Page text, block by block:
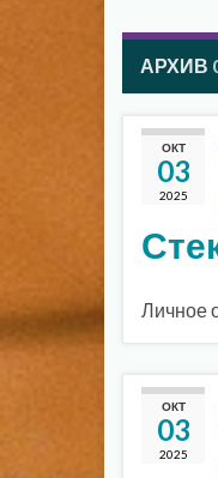
АРХИВ
ОКТ
03
2025
Личное
ОКТ
03
2025